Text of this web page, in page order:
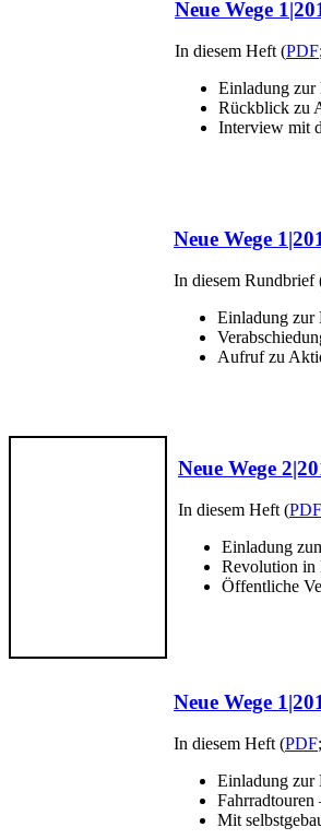
Neue Wege
In diesem Heft (PDF
Einladung zur
Rückblick zu
Interview mit
Neue Wege
In diesem Rundbrief
Einladung zur
Aufruf zu
Neue Wege
In diesem Heft (PDF
Einladung
Revolution in
Öffentliche
Neue Wege
In diesem Heft (PDF
Einladung zur
Fahrradtouren
Mit